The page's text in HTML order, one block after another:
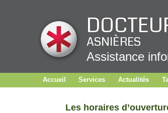
ASNIÈRES
Assistance
Accueil Services Actualités
Les horaires